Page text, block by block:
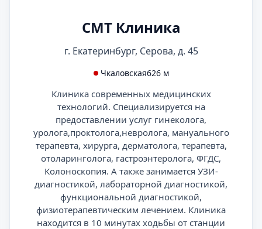
СМТ Клиника
г. Екатеринбург, Серова, д. 45
Чкаловская626 м
Клиника современных медицинских
технологий. Специализируется на
предоставлении услуг гинеколога,
уролога,проктолога,невролога, мануального
терапевта, хирурга, дерматолога, терапевта,
отоларинголога, гастроэнтеролога, ФГДС,
Колоноскопия. А также занимается УЗИ-
диагностикой, лабораторной диагностикой,
функциональной диагностикой,
физиотерапевтическим лечением. Клиника
находится в 10 минутах ходьбы от станции